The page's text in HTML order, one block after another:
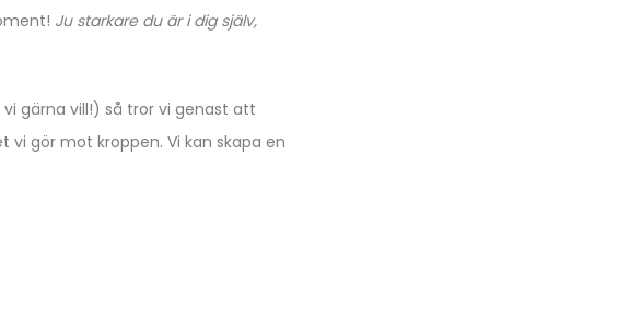
Ju starkare du är i dig själv,
gärna vill!) så tror vi genast att
gör mot kroppen. Vi kan skapa en